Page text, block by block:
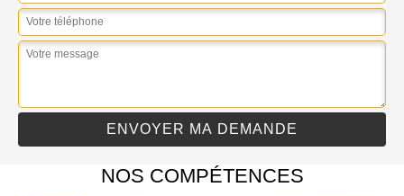
NOS COMPÉTENCES